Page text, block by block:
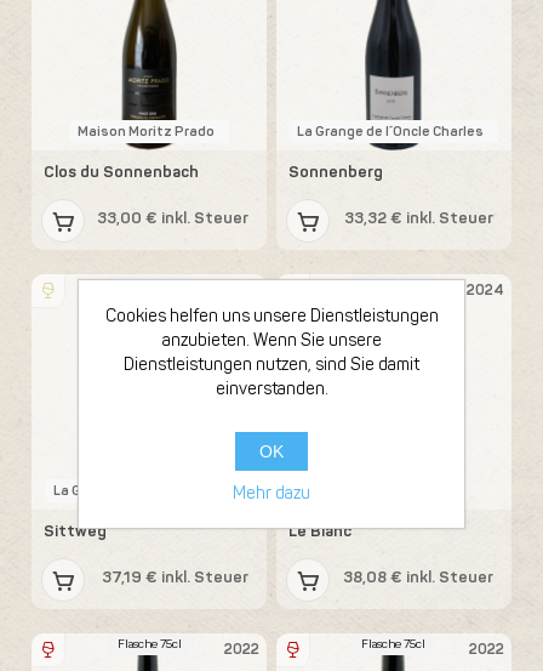
Maison Moritz Prado
Clos du Sonnenbach
33,00 € inkl. Steuer
La Grange de l´Oncle Charles
Sonnenberg
33,32 € inkl. Steuer
La Grange de l´Oncle Charles
Sittweg
37,19 € inkl. Steuer
2024
Le Blanc
38,08 € inkl. Steuer
2022
Flasche 75cl 2022
Flasche 75cl
Cookies helfen uns unsere Dienstleistungen
anzubieten. Wenn Sie unsere
Dienstleistungen nutzen, sind Sie damit
einverstanden.
OK
Mehr dazu